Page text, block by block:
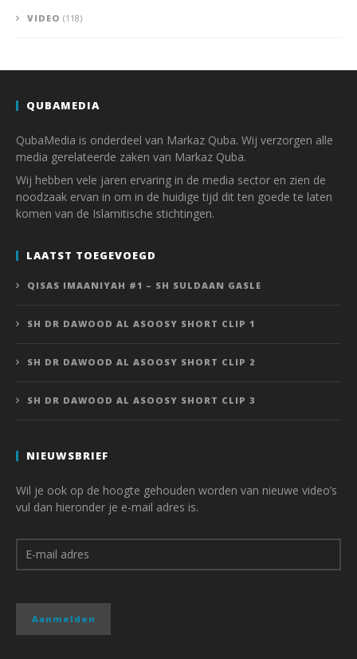
VIDEO (118)
QUBAMEDIA
QubaMedia is onderdeel van Markaz Quba. Wij verzorgen alle
media gerelateerde zaken van Markaz Quba.
Wij hebben vele jaren ervaring in de media sector en zien de
noodzaak ervan in om in de huidige tijd dit ten goede te laten
komen van de Islamitische stichtingen.
LAATST TOEGEVOEGD
QISAS IMAANIYAH #1 – SH SULDAAN GASLE
SH DR DAWOOD AL ASOOSY SHORT CLIP 1
SH DR DAWOOD AL ASOOSY SHORT CLIP 2
SH DR DAWOOD AL ASOOSY SHORT CLIP 3
NIEUWSBRIEF
Wil je ook op de hoogte gehouden worden van nieuwe video’s
vul dan hieronder je e-mail adres is.